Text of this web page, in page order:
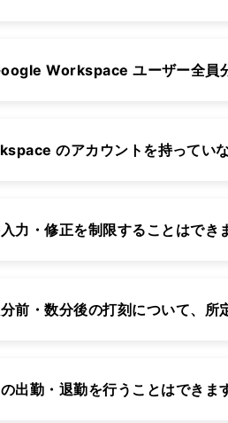
Workspace ユーザー全員
のアカウントを持ってい
力・修正を制限することはでき
前・数分後の打刻について、
出勤・退勤を行うことはできま